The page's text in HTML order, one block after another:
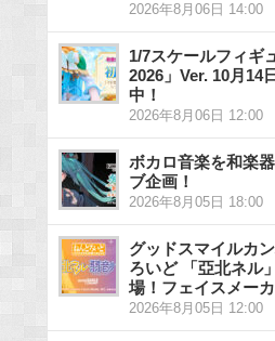
2026年8月06日 14:00
1/7スケールフィギ
2026」Ver. 10月14
中！
2026年8月06日 12:00
ボカロ音楽を和楽
ブ企画！
2026年8月05日 18:00
グッドスマイルカ
ろいど 「亞北ネル
場！フェイスメー
2026年8月05日 12:00